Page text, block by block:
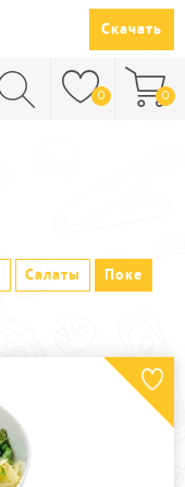
Скачать
0 0
Салаты Поке